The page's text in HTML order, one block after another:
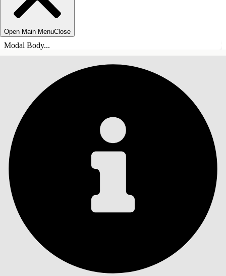
Open Main MenuClose
Modal Body...
目录